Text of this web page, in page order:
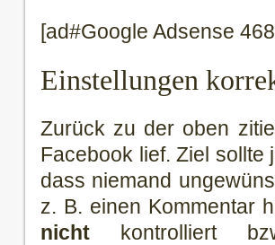
[ad#Google Adsense
Einstellungen
Zurück zu der oben
Facebook lief. Ziel sollte
dass niemand
z. B. einen Kommentar
nicht
kontrolliert